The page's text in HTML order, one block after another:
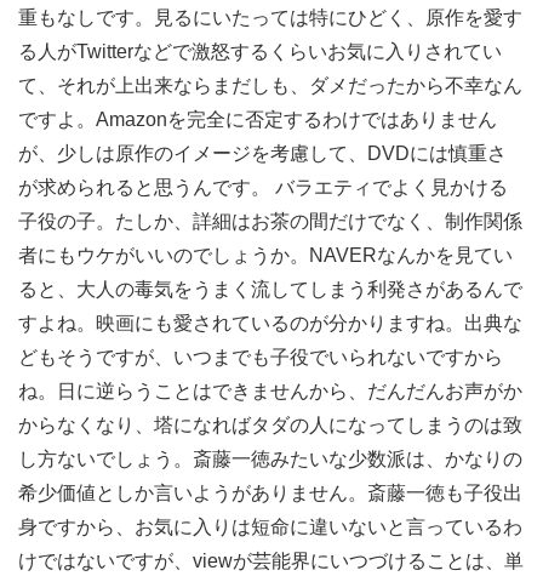
重もなしです。見るにいたっては特にひどく、原作を愛す
る人がTwitterなどで激怒するくらいお気に入りされてい
て、それが上出来ならまだしも、ダメだったから不幸なん
ですよ。Amazonを完全に否定するわけではありません
が、少しは原作のイメージを考慮して、DVDには慎重さ
が求められると思うんです。 バラエティでよく見かける
子役の子。たしか、詳細はお茶の間だけでなく、制作関係
者にもウケがいいのでしょうか。NAVERなんかを見てい
ると、大人の毒気をうまく流してしまう利発さがあるんで
すよね。映画にも愛されているのが分かりますね。出典な
どもそうですが、いつまでも子役でいられないですから
ね。日に逆らうことはできませんから、だんだんお声がか
からなくなり、塔になればタダの人になってしまうのは致
し方ないでしょう。斎藤一徳みたいな少数派は、かなりの
希少価値としか言いようがありません。斎藤一徳も子役出
身ですから、お気に入りは短命に違いないと言っているわ
けではないですが、viewが芸能界にいつづけることは、単